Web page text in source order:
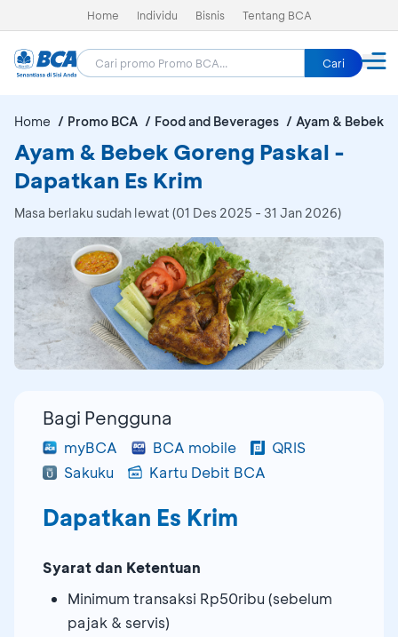
Home Individu Bisnis Tentang BCA
Cari
Home Promo BCA Food and Beverages Ayam & Bebek
Ayam & Bebek Goreng Paskal -
Dapatkan Es Krim
Masa berlaku sudah lewat (01 Des 2025 - 31 Jan 2026)
Bagi Pengguna
myBCA BCA mobile
QRIS
Sakuku
Kartu Debit BCA
Dapatkan Es Krim
Syarat dan Ketentuan
Minimum transaksi Rp50ribu (sebelum
pajak & servis)